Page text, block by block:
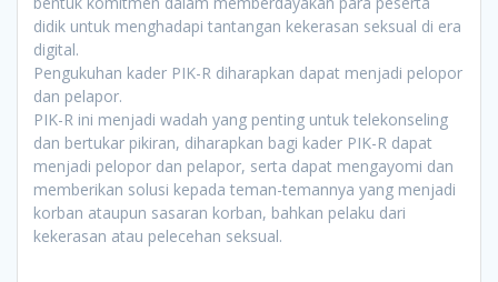
didik untuk menghadapi tantangan kekerasan seksual di era
digital.
Pengukuhan kader PIK-R diharapkan dapat menjadi pelopor
dan pelapor.
PIK-R ini menjadi wadah yang penting untuk telekonseling
dan bertukar pikiran, diharapkan bagi kader PIK-R dapat
menjadi pelopor dan pelapor, serta dapat mengayomi dan
memberikan solusi kepada teman-temannya yang menjadi
korban ataupun sasaran korban, bahkan pelaku dari
kekerasan atau pelecehan seksual.